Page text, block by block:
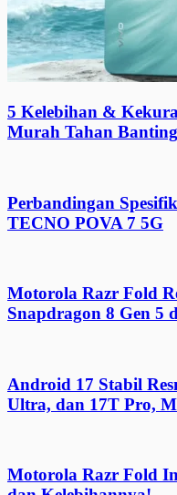
5 Kelebihan &
Murah Tahan
Perbandingan
TECNO POVA 7 5G
Motorola Razr Fold
Snapdragon 8 Gen 5
Android 17 Stabil
Ultra, dan 17T Pro,
Motorola Razr Fold